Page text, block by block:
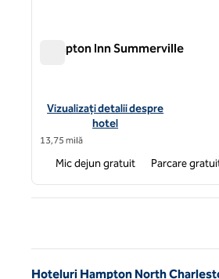
Hampton Inn Summerville
Vizualizați detaliile hotelului
Vizualizați detalii despre
hotel
13,75 milă
Mic dejun gratuit Parcare
Hoteluri Hampton North